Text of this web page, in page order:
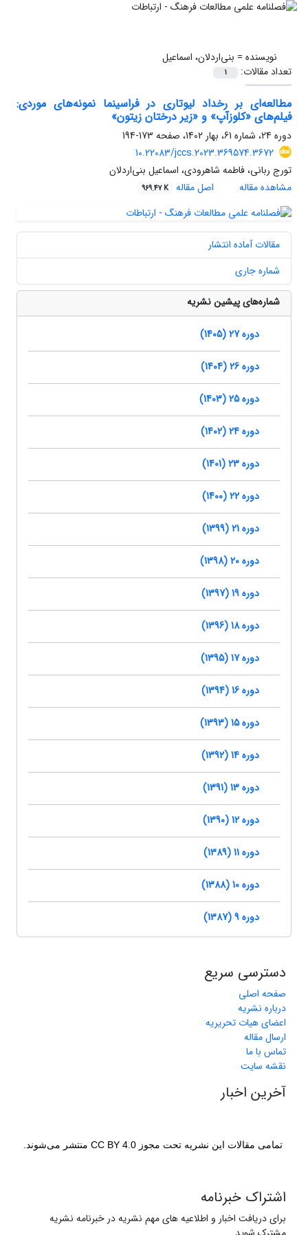
نویسنده = بنی‌اردلان، اسماعیل
تعداد مقالات:
1
مطالعه‌ای بر رخداد لیوتاری در فراسینما نمونه‌‎های موردی:
فیلم‌های «کلوزآپ» و «زیر درختان زیتون»
دوره 24، شماره 61، بهار 1402، صفحه
173-194
10.22083/jccs.2023.369574.3672
تورج ربانی، فاطمه شاهرودی، اسماعیل بنی‌اردلان
مشاهده مقاله
اصل مقاله 969.47 K
مقالات آماده انتشار
شماره جاری
شماره‌های پیشین نشریه
دوره 27 (1405)
دوره 26 (1404)
دوره 25 (1403)
دوره 24 (1402)
دوره 23 (1401)
دوره 22 (1400)
دوره 21 (1399)
دوره 20 (1398)
دوره 19 (1397)
دوره 18 (1396)
دوره 17 (1395)
دوره 16 (1394)
دوره 15 (1393)
دوره 14 (1392)
دوره 13 (1391)
دوره 12 (1390)
دوره 11 (1389)
دوره 10 (1388)
دوره 9 (1387)
دسترسی سریع
صفحه اصلی
درباره نشریه
اعضای هیات تحریریه
ارسال مقاله
تماس با ما
نقشه سایت
آخرین اخبار
تمامی مقالات این نشریه تحت مجوز CC BY 4.0 منتشر می‌شوند.
اشتراک خبرنامه
برای دریافت اخبار و اطلاعیه های مهم نشریه در خبرنامه نشریه